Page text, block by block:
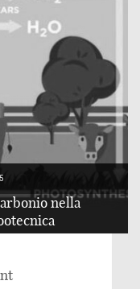
nella